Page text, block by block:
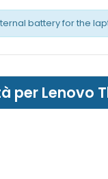
battery for the
Lenovo